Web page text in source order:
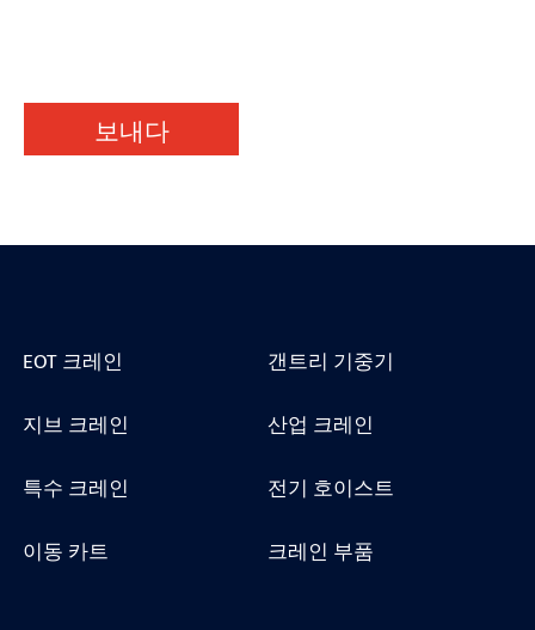
보내다
EOT 크레인
갠트리 기중기
지브 크레인
산업 크레인
특수 크레인
전기 호이스트
이동 카트
크레인 부품